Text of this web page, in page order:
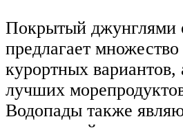
Покрытый джунглями
предлагает
курортных вариантов,
лучших
Водопады также